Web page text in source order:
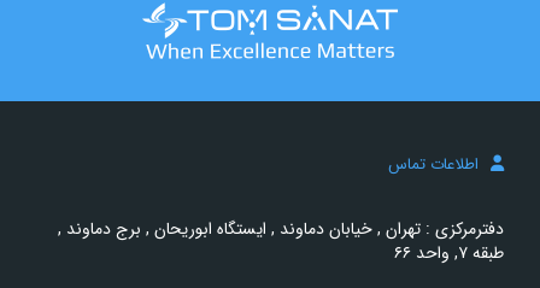
اطلاعات تماس
دفترمرکزی : تهران , خیابان دماوند , ایستگاه ابوریحان , برج دماوند ,
طبقه ۷, واحد ۶۶